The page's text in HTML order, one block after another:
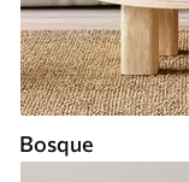
Bosque